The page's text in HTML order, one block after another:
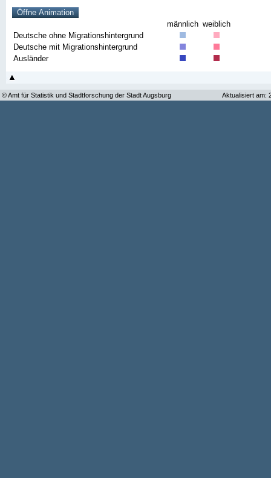
männlich weiblich
Deutsche ohne Migrationshintergrund
Deutsche mit Migrationshintergrund
Ausländer
© Amt für Statistik und Stadtforschung der Stadt Augsburg Aktualisiert am: